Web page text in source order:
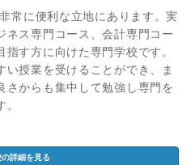
常に便利な立地にあります。実
ネス専門コース、会計専門コー
す方に向けた専門学校です。
授業を受けることができ、ま
さからも集中して勉強し専門を
詳細を見る